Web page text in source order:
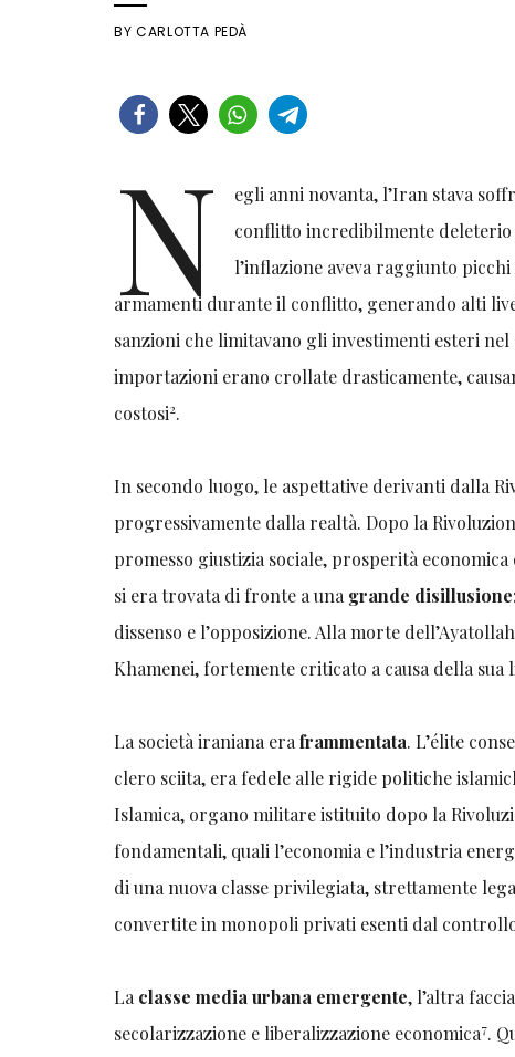
BYCARLOTTA PEDÀ
N
egli anni novanta, l’Iran stava
conflitto incredibilmente
l’inflazione aveva raggiunto
armamenti durante il conflitto, generando alti
sanzioni che limitavano gli investimenti esteri
importazioni erano crollate drasticamente,
costosi2.
In secondo luogo, le aspettative derivanti dalla
progressivamente dalla realtà. Dopo la
promesso giustizia sociale, prosperità
si era trovata di fronte a unagrande disillusione
dissenso e l’opposizione. Alla morte
Khamenei, fortemente criticato a causa della
La società iraniana eraframmentata. L’élite
clero sciita, era fedele alle rigide politiche
Islamica, organo militare istituito dopo la
fondamentali, quali l’economia e l’industria
di una nuova classe privilegiata, strettamente
convertite in monopoli privati esenti dal
Laclasse media urbana emergente, l’altra
secolarizzazione e liberalizzazione economica7.